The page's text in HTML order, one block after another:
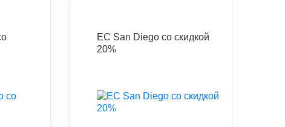
EC San Diego со скидкой
20%